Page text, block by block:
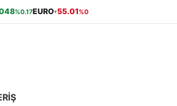
%0.17EURO▾55.01%0